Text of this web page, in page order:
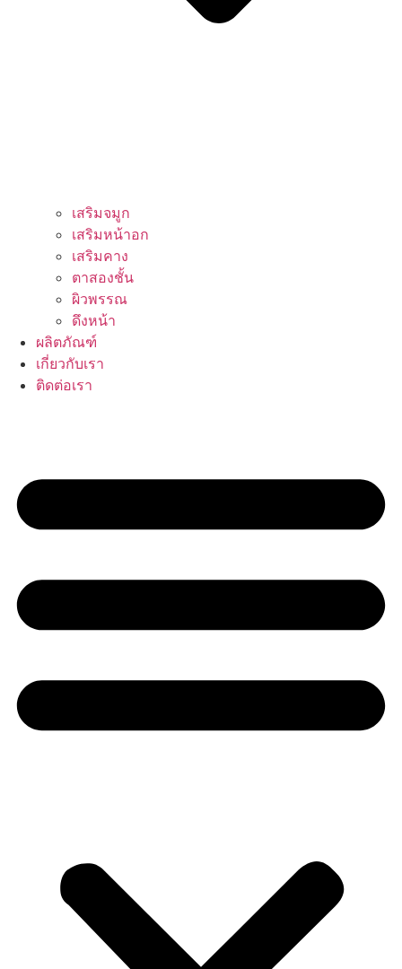
เสริมจมูก
เสริมหน้าอก
เสริมคาง
ตาสองชั้น
ผิวพรรณ
ดึงหน้า
ผลิตภัณฑ์
เกี่ยวกับเรา
ติดต่อเรา